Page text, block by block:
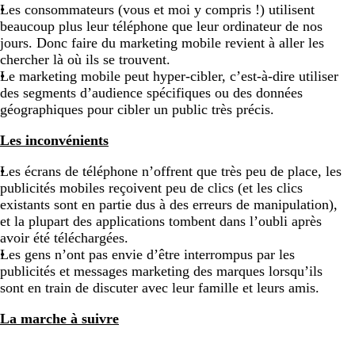
Les consommateurs (vous et moi y compris !) utilisent
beaucoup plus leur téléphone que leur ordinateur de nos
jours. Donc faire du marketing mobile revient à aller les
chercher là où ils se trouvent.
Le marketing mobile peut hyper-cibler, c’est-à-dire utiliser
des segments d’audience spécifiques ou des données
géographiques pour cibler un public très précis.
Les inconvénients
Les écrans de téléphone n’offrent que très peu de place, les
publicités mobiles reçoivent peu de clics (et les clics
existants sont en partie dus à des erreurs de manipulation),
et la plupart des applications tombent dans l’oubli après
avoir été téléchargées.
Les gens n’ont pas envie d’être interrompus par les
publicités et messages marketing des marques lorsqu’ils
sont en train de discuter avec leur famille et leurs amis.
La marche à suivre